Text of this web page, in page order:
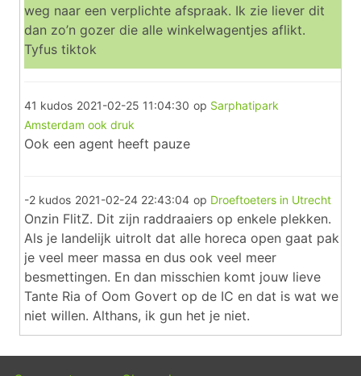
weg naar een verplichte afspraak. Ik zie liever dit
dan zo’n gozer die alle winkelwagentjes aflikt.
Tyfus tiktok
41 kudos 2021-02-25 11:04:30 op Sarphatipark
Amsterdam ook druk
Ook een agent heeft pauze
-2 kudos 2021-02-24 22:43:04 op Droeftoeters in Utrecht
Onzin FlitZ. Dit zijn raddraaiers op enkele plekken.
Als je landelijk uitrolt dat alle horeca open gaat pak
je veel meer massa en dus ook veel meer
besmettingen. En dan misschien komt jouw lieve
Tante Ria of Oom Govert op de IC en dat is wat we
niet willen. Althans, ik gun het je niet.